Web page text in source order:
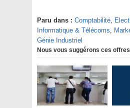
Paru dans : Comptabilité,
Informatique & Télécoms,
Génie Industriel
Nous vous suggérons ces offres